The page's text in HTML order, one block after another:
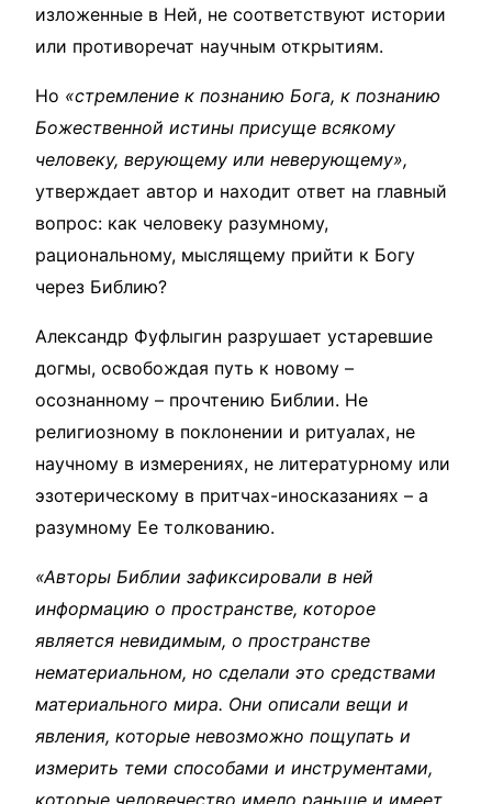
изложенные в Ней, не соответствуют истории
или противоречат научным открытиям.
Но «стремление к познанию Бога, к познанию
Божественной истины присуще всякому
человеку, верующему или неверующему»,
утверждает автор и находит ответ на главный
вопрос: как человеку разумному,
рациональному, мыслящему прийти к Богу
через Библию?
Александр Фуфлыгин разрушает устаревшие
догмы, освобождая путь к новому –
осознанному – прочтению Библии. Не
религиозному в поклонении и ритуалах, не
научному в измерениях, не литературному или
эзотерическому в притчах-иносказаниях – а
разумному Ее толкованию.
«Авторы Библии зафиксировали в ней
информацию о пространстве, которое
является невидимым, о пространстве
нематериальном, но сделали это средствами
материального мира. Они описали вещи и
явления, которые невозможно пощупать и
измерить теми способами и инструментами,